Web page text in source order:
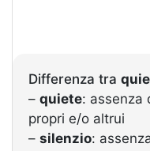
Differenza tra
– quiete: assenza
propri e/o altrui
– silenzio: